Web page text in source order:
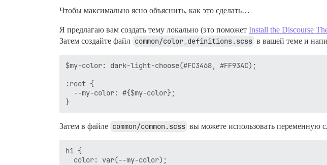
Чтобы максимально ясно объяснить, как это сделать…
Я предлагаю вам создать тему локально (это поможет Install the Discourse
Затем создайте файл common/color_definitions.scss в вашей теме и
$my-color: dark-light-choose(#FC3468, #FF93AC);
:root {
  --my-color: #{$my-color};
Затем в файле common/common.scss вы можете использовать переменную
h1 {
  color: var(--my-color);